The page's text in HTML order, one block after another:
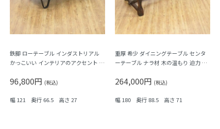
鉄脚 ローテーブル インダストリアル
かっこいい インテリアのアクセント ア
96,800円 (税込)
幅 121 奥行 66.5 高さ 27
重厚 希少 ダイニングテーブル センタ
ーテーブル ナラ材 木の温もり 迫力 ア
264,000円 (税込)
幅 180 奥行 88.5 高さ 71